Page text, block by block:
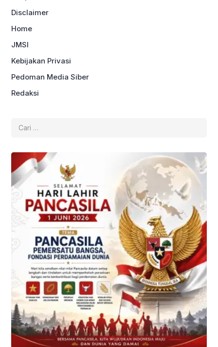
Disclaimer
Home
JMSI
Kebijakan Privasi
Pedoman Media Siber
Redaksi
untuk: